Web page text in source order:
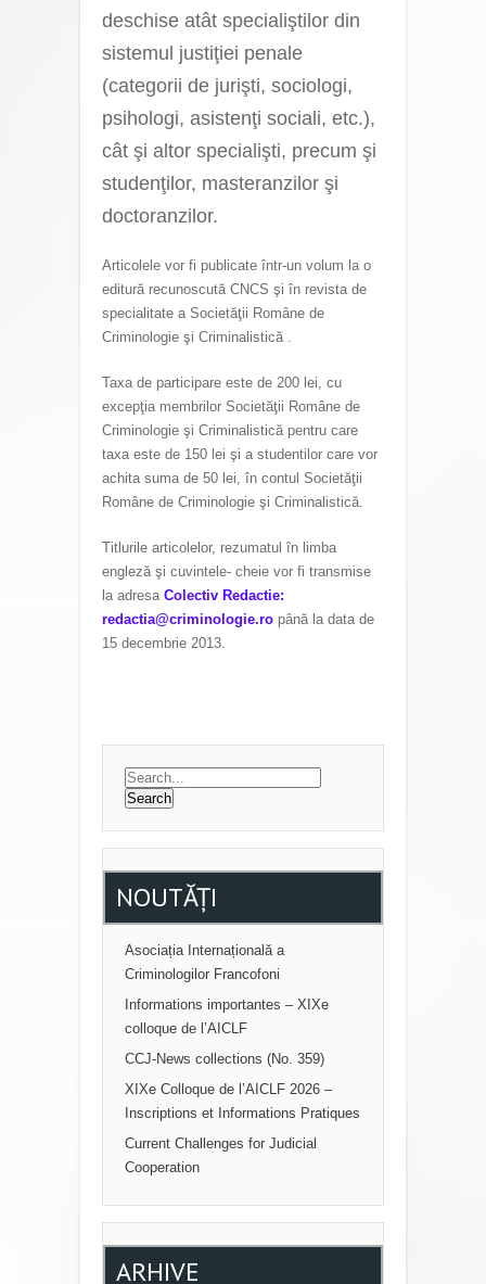
deschise atât specialiştilor din
sistemul justiţiei penale
(categorii de jurişti, sociologi,
psihologi, asistenţi sociali, etc.),
cât şi altor specialişti, precum şi
studenţilor, masteranzilor şi
doctoranzilor.
Articolele vor fi publicate într-un volum la o
editură recunoscută CNCS şi în revista de
specialitate a Societăţii Române de
Criminologie şi Criminalistică .
Taxa de participare este de 200 lei, cu
excepţia membrilor Societăţii Române de
Criminologie şi Criminalistică pentru care
taxa este de 150 lei şi a studentilor care vor
achita suma de 50 lei, în contul Societăţii
Române de Criminologie şi Criminalistică.
Titlurile articolelor, rezumatul în limba
engleză şi cuvintele- cheie vor fi transmise
la adresa Colectiv Redactie:
redactia@criminologie.ro până la data de
15 decembrie 2013.
NOUTĂȚI
Asociația Internațională a
Criminologilor Francofoni
Informations importantes – XIXe
colloque de l’AICLF
CCJ-News collections (No. 359)
XIXe Colloque de l’AICLF 2026 –
Inscriptions et Informations Pratiques
Current Challenges for Judicial
Cooperation
ARHIVE